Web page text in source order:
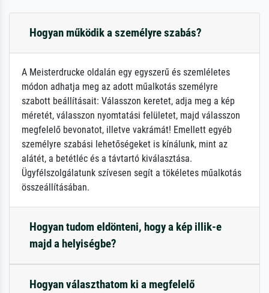
Hogyan működik a személyre szabás?
A Meisterdrucke oldalán egy egyszerű és szemléletes
módon adhatja meg az adott műalkotás személyre
szabott beállításait: Válasszon keretet, adja meg a kép
méretét, válasszon nyomtatási felületet, majd válasszon
megfelelő bevonatot, illetve vakrámát! Emellett egyéb
személyre szabási lehetőségeket is kínálunk, mint az
alátét, a betétléc és a távtartó kiválasztása.
Ügyfélszolgálatunk szívesen segít a tökéletes műalkotás
összeállításában.
Hogyan tudom eldönteni, hogy a kép illik-e
majd a helyiségbe?
Hogyan választhatom ki a megfelelő